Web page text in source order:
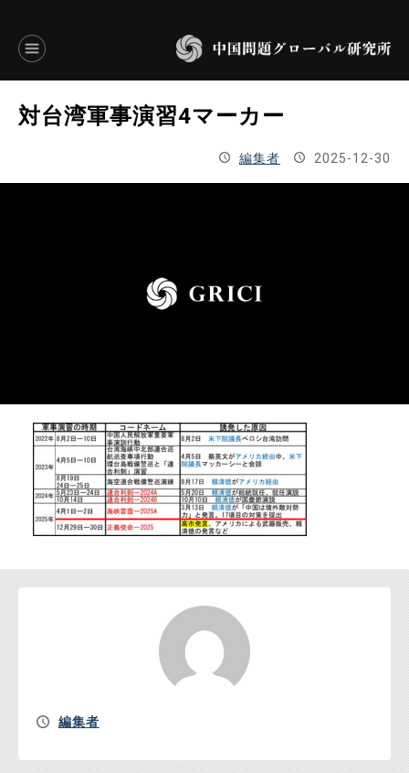
言語別アーカイブ
JAPANESE
お問い合わせ
対台湾軍事演習4マーカー
編集者 2025-12-30
編集者